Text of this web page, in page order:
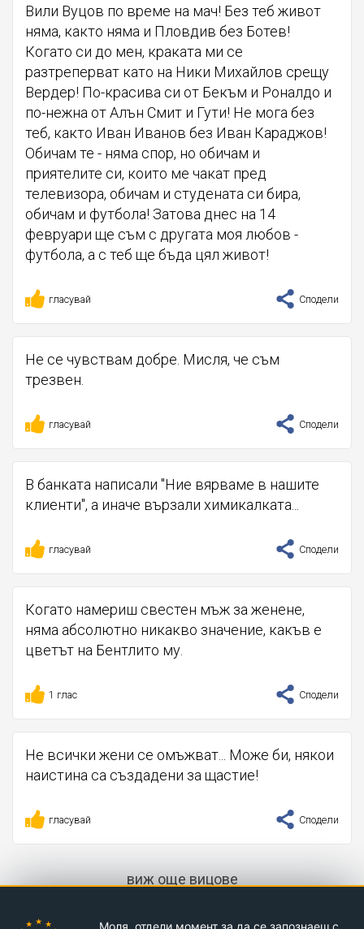
Вили Вуцов по време на мач! Без теб живот
няма, както няма и Пловдив без Ботев!
Когато си до мен, краката ми се
разтреперват като на Ники Михайлов срещу
Вердер! По-красива си от Бекъм и Роналдо и
по-нежна от Алън Смит и Гути! Не мога без
теб, както Иван Иванов без Иван Караджов!
Обичам те - няма спор, но обичам и
приятелите си, които ме чакат пред
телевизора, обичам и студената си бира,
обичам и футбола! Затова днес на 14
февруари ще съм с другата моя любов -
футбола, а с теб ще бъда цял живот!
гласувай Сподели
Не се чувствам добре. Мисля, че съм
трезвен.
гласувай Сподели
В банката написали "Ние вярваме в нашите
клиенти", а иначе вързали химикалката...
гласувай Сподели
Когато намериш свестен мъж за женене,
няма абсолютно никакво значение, какъв е
цветът на Бентлито му.
1 глас Сподели
Не всички жени се омъжват... Може би, някои
наистина са създадени за щастие!
гласувай Сподели
виж още вицове